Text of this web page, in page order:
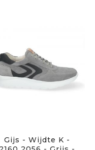
Gijs - Wijdte K -